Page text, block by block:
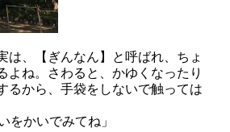
は、【ぎんなん】と呼ばれ、ちょ
よね。さわると、かゆくなったり
るから、手袋をしないで触っては
をかいでみてね」